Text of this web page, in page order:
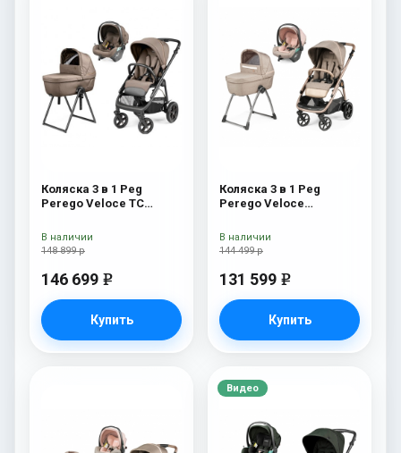
Коляска 3 в 1 Peg
Perego Veloce TC
Bark New
148 899 р
146 699 e
Купить
В наличии
Коляска 3 в 1 Peg
Perego Veloce
Amour
144 499 р
131 599 e
Купить
В наличии
Видео